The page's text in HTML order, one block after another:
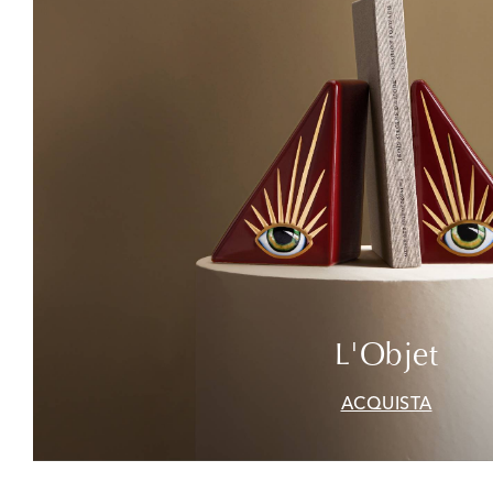
L'Objet
ACQUISTA